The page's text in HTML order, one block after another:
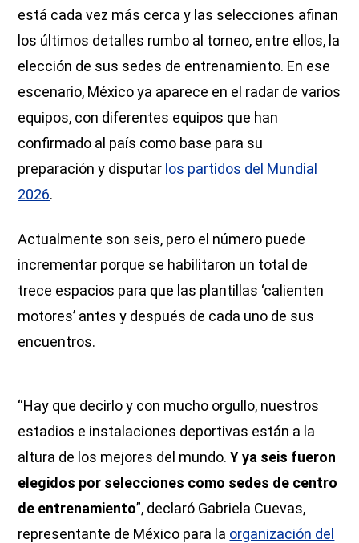
está cada vez más cerca y las selecciones afinan
los últimos detalles rumbo al torneo, entre ellos, la
elección de sus sedes de entrenamiento. En ese
escenario, México ya aparece en el radar de varios
equipos, con diferentes equipos que han
confirmado al país como base para su
preparación y disputar los partidos del Mundial
2026.
Actualmente son seis, pero el número puede
incrementar porque se habilitaron un total de
trece espacios para que las plantillas ‘calienten
motores’ antes y después de cada uno de sus
encuentros.
“Hay que decirlo y con mucho orgullo, nuestros
estadios e instalaciones deportivas están a la
altura de los mejores del mundo.Y ya seis fueron
elegidos por selecciones como sedes de centro
de entrenamiento”, declaró Gabriela Cuevas,
representante de México para la organización del